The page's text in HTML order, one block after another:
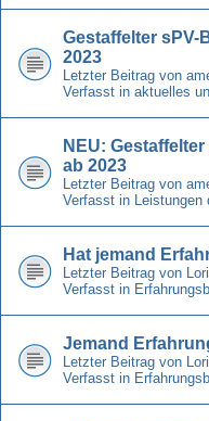
Gestaffelter sPV-
2023
Letzter Beitrag von
Verfasst in aktuelles
NEU:
ab 2023
Letzter Beitrag von
Verfasst in Leistungen
Hat jemand
Letzter Beitrag von
Verfasst in
Jemand
Letzter Beitrag von
Verfasst in